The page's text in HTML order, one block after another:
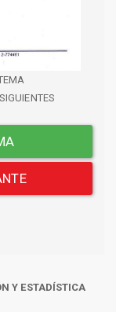
Y ESTADÍSTICA